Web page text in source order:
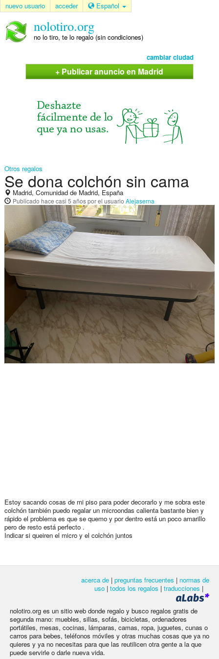
nuevo usuario acceder Español
nolotiro.org
no lo tiro, te lo regalo (sin condiciones)
cambiar ciudad
+ Publicar anuncio en Madrid
Otros regalos
Se dona colchón sin cama
Madrid, Comunidad de Madrid, España
Publicado hace casi 5 añospor el usuario Alejaserna
Estoy sacando cosas de mi piso para poder decorarlo y me sobra este
colchón también puedo regalar un microondas calienta bastante bien y
rápido el problema es que se quemo y por dentro está un poco amarillo
pero de resto está perfecto .
Indicar si queiren el micro y el colchón juntos
acerca de | preguntas frecuentes | normas de
uso | todos los regalos | traducciones |
nolotiro.org es un sitio web donde regalo y busco regalos gratis de
segunda mano: muebles, sillas, sofás, bicicletas, ordenadores
portátiles, mesas, cocinas, lámparas, camas, ropa, juguetes, cunas o
carros para bebes, teléfonos móviles y otras muchas cosas que ya no
quieres y ya no necesitas para que las reutilicen otra gente a la que
puede servirle o darle nueva vida.